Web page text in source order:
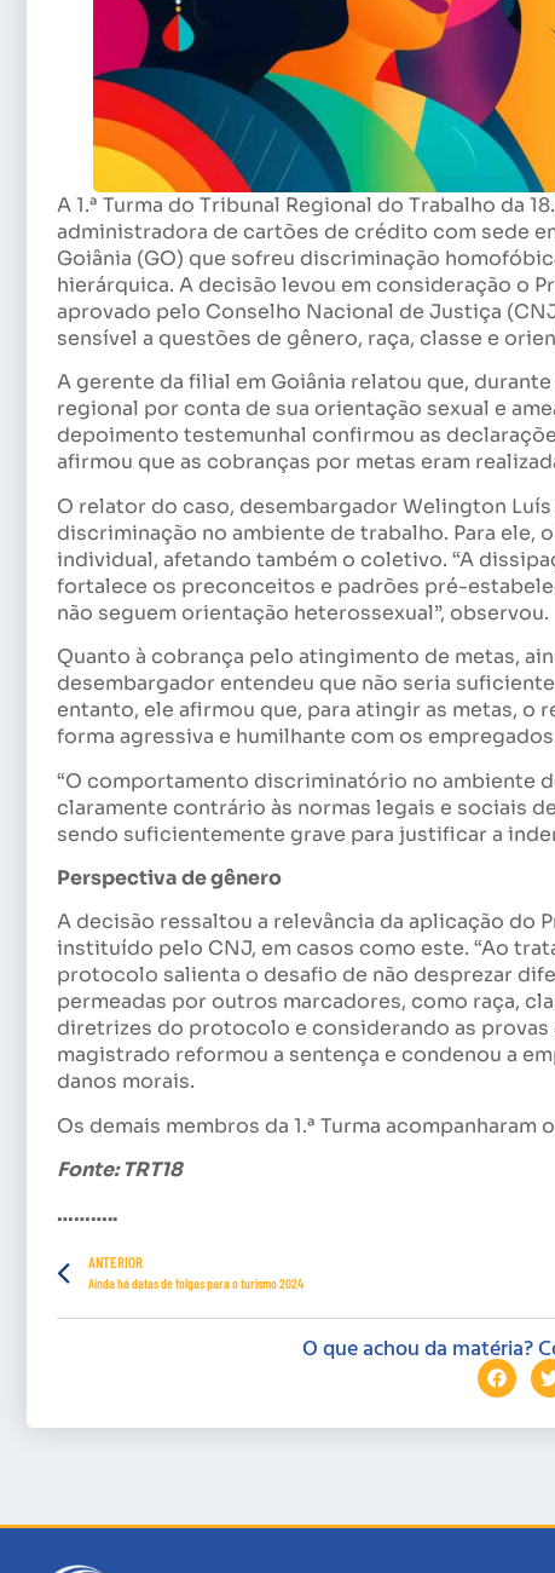
A 1.ª Turma do Tribunal Regional do Trabalho da
administradora de cartões de crédito com sede
Goiânia (GO) que sofreu discriminação
hierárquica. A decisão levou em consideração o
aprovado pelo Conselho Nacional de Justiça
sensível a questões de gênero, raça, classe e
A gerente da filial em Goiânia relatou que,
regional por conta de sua orientação sexual e
depoimento testemunhal confirmou as
afirmou que as cobranças por metas eram
O relator do caso, desembargador Welington
discriminação no ambiente de trabalho. Para ele,
individual, afetando também o coletivo. “A
fortalece os preconceitos e padrões pré-
não seguem orientação heterossexual”, observou.
Quanto à cobrança pelo atingimento de metas,
desembargador entendeu que não seria
entanto, ele afirmou que, para atingir as metas,
forma agressiva e humilhante com os
“O comportamento discriminatório no ambiente
claramente contrário às normas legais e sociais
sendo suficientemente grave para justificar a
Perspectiva de gênero
A decisão ressaltou a relevância da aplicação do
instituído pelo CNJ, em casos como este. “Ao
protocolo salienta o desafio de não desprezar
permeadas por outros marcadores, como raça,
diretrizes do protocolo e considerando as
magistrado reformou a sentença e condenou a
danos morais.
Os demais membros da 1.ª Turma
Fonte: TRT18
………..
ANTERIOR
Ainda há datas de folgas para o turismo 2024
O que achou da matéria?